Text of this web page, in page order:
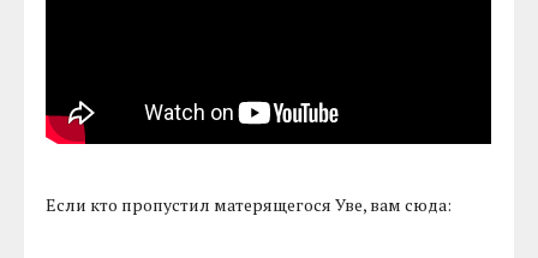
Если кто пропустил матерящегося Уве, вам сюда: